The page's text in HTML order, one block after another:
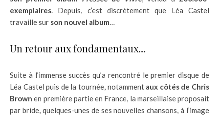
exemplaires. Depuis, c’est discrètement que Léa Castel
travaille sur son nouvel album…
Un retour aux fondamentaux…
Suite à l’immense succès qu’a rencontré le premier disque de
Léa Castel puis de la tournée, notamment aux côtés de Chris
Brown en première partie en France, la marseillaise proposait
par bride, quelques-unes de ses nouvelles chansons, à l’image